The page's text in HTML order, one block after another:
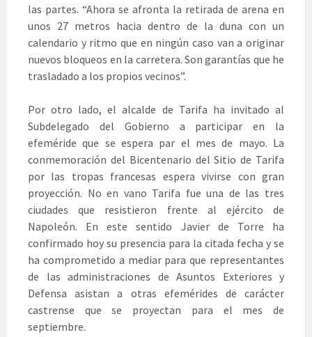
las partes. “Ahora se afronta la retirada de arena en
unos 27 metros hacia dentro de la duna con un
calendario y ritmo que en ningún caso van a originar
nuevos bloqueos en la carretera. Son garantías que he
trasladado a los propios vecinos”.
Por otro lado, el alcalde de Tarifa ha invitado al
Subdelegado del Gobierno a participar en la
efeméride que se espera par el mes de mayo. La
conmemoración del Bicentenario del Sitio de Tarifa
por las tropas francesas espera vivirse con gran
proyección. No en vano Tarifa fue una de las tres
ciudades que resistieron frente al ejército de
Napoleón. En este sentido Javier de Torre ha
confirmado hoy su presencia para la citada fecha y se
ha comprometido a mediar para que representantes
de las administraciones de Asuntos Exteriores y
Defensa asistan a otras efemérides de carácter
castrense que se proyectan para el mes de
septiembre.